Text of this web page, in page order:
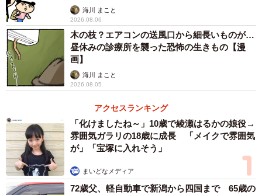
海川 まこと
2026.08.06
木の枝？エアコンの送風口から細長いものが…
昼休みの診療所を襲った恐怖の生きもの【漫
画】
海川 まこと
2026.08.05
アクセスランキング
「化けましたね～」10歳で綾瀬はるかの娘役→
雰囲気ガラリの18歳に成長 「メイクで雰囲気
が」「宝塚に入れそう」
まいどなメディア
72歳父、軽自動車で新潟から四国まで 65歳の